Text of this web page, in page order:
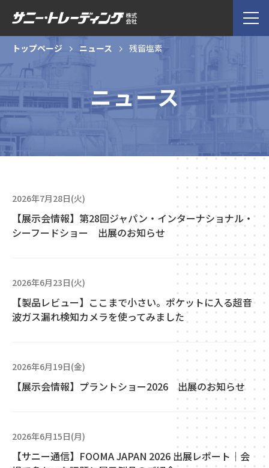
トップページ ニュース 残留塩素
ニュース
2026年7月28日(火)
【展示会情報】第28回ジャパン・インターナショナル・
シーフードショー 出展のお知らせ
2026年6月23日(火)
【製品レビュー】ここまで小さい。ポケットに入る超音
波ガス漏れ検知カメラを使ってみました
2026年6月19日(金)
【展示会情報】プラントショー2026 出展のお知らせ
2026年6月15日(月)
【サニー通信】FOOMA JAPAN 2026 出展レポート｜会